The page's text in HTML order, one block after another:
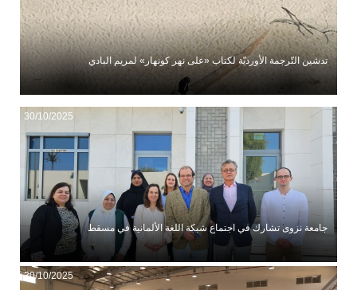
تدشين التّرجمة الأورديّة لكتاب «على نهر كونهار» لمريم البادي
30/10/2025
جامعة نزوى تشارك في اجتماع شبكة اللغة الألمانية في مسقط
30/10/2025